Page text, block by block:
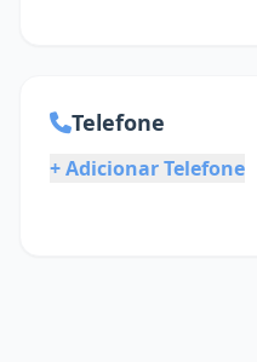
Telefone
+ Adicionar Telefone